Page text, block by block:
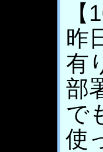
【
昨
有
部
で
使